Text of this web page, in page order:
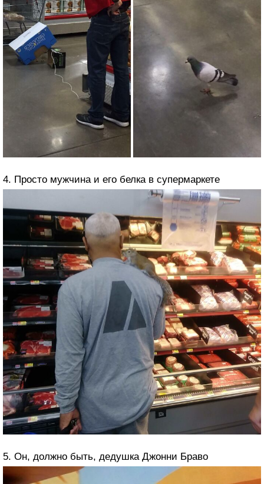
4. Просто мужчина и его белка в супермаркете
5. Он, должно быть, дедушка Джонни Браво